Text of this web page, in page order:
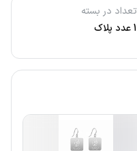
تعداد در بسته
1 عدد پلاک